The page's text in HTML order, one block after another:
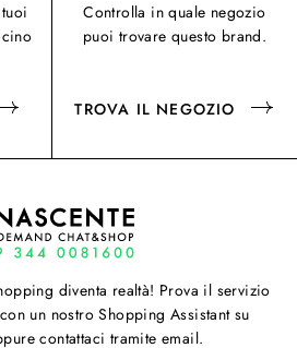
Controlla in quale negozio
puoi trovare questo brand.
TROVA IL NEGOZIO
diventa realtà! Prova il servizio
un nostro Shopping Assistant su
contattaci tramite email.